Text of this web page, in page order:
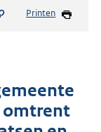
Printen
omtrent